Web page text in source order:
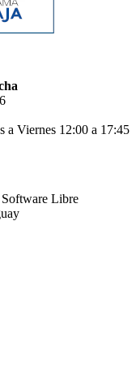
a Viernes 12:00 a 17:45
Libre